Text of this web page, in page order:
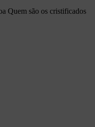
Quem são os cristificados